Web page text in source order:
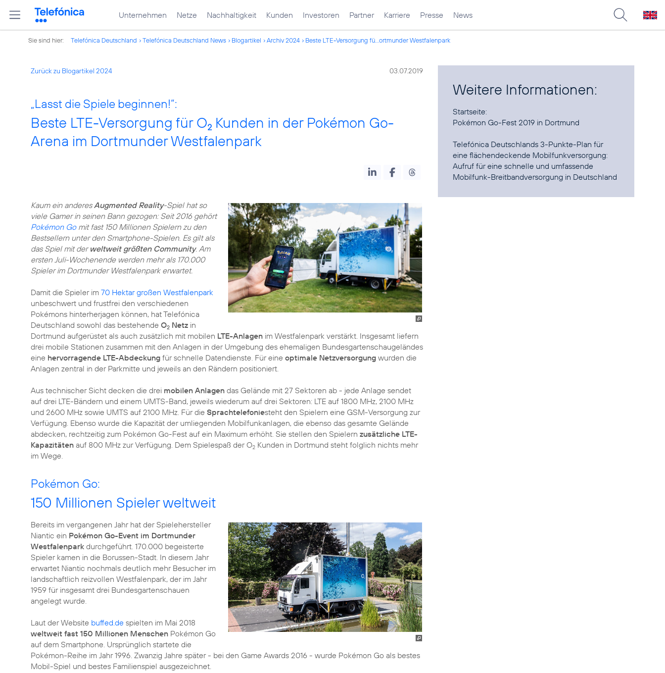
Unternehmen Netze Nachhaltigkeit Kunden Investoren Partner Karriere Presse News
Sie sind hier: Telefónica Deutschland Telefónica Deutschland News Blogartikel Archiv 2024 Beste LTE-Versorgung fü...ortmunder Westfalenpark
Zurück zu Blogartikel 2024 03.07.2019
„Lasst die Spiele beginnen!“:
Beste LTE-Versorgung für O2 Kunden in der Pokémon Go-
Arena im Dortmunder Westfalenpark
Kaum ein anderesAugmented Reality-Spiel hat so
viele Gamer in seinen Bann gezogen: Seit 2016 gehört
Pokémon Gomit fast 150 Millionen Spielern zu den
Bestsellern unter den Smartphone-Spielen. Es gilt als
das Spiel mit der weltweit größten Community. Am
ersten Juli-Wochenende werden mehr als 170.000
Spieler im Dortmunder Westfalenpark erwartet.
Damit die Spieler im 70 Hektar großen Westfalenpark
unbeschwert und frustfrei den verschiedenen
Pokémons hinterherjagen können, hat Telefónica
Deutschland sowohl das bestehende O2 Netz in
Dortmund aufgerüstet als auch zusätzlich mit mobilen LTE-Anlagen im Westfalenpark verstärkt. Insgesamt liefern
drei mobile Stationen zusammen mit den Anlagen in der Umgebung des ehemaligen Bundesgartenschaugeländes
eine hervorragende LTE-Abdeckung für schnelle Datendienste. Für eine optimale Netzversorgung wurden die
Anlagen zentral in der Parkmitte und jeweils an den Rändern positioniert.
Aus technischer Sicht decken die drei mobilen Anlagen das Gelände mit 27 Sektoren ab - jede Anlage sendet
auf drei LTE-Bändern und einem UMTS-Band, jeweils wiederum auf drei Sektoren: LTE auf 1800 MHz, 2100 MHz
und 2600 MHz sowie UMTS auf 2100 MHz. Für die Sprachtelefoniesteht den Spielern eine GSM-Versorgung zur
Verfügung. Ebenso wurde die Kapazität der umliegenden Mobilfunkanlagen, die ebenso das gesamte Gelände
abdecken, rechtzeitig zum Pokémon Go-Fest auf ein Maximum erhöht. Sie stellen den Spielern zusätzliche LTE-
Kapazitäten auf 800 MHz zur Verfügung. Dem Spielespaß der O2 Kunden in Dortmund steht folglich nichts mehr
im Wege.
Pokémon Go:
150 Millionen Spieler weltweit
Bereits im vergangenen Jahr hat der Spielehersteller
Niantic ein Pokémon Go-Event im Dortmunder
Westfalenpark durchgeführt. 170.000 begeisterte
Spieler kamen in die Borussen-Stadt. In diesem Jahr
erwartet Niantic nochmals deutlich mehr Besucher im
landschaftlich reizvollen Westfalenpark, der im Jahr
1959 für insgesamt drei Bundesgartenschauen
angelegt wurde.
Laut der Website buffed.de spielten im Mai 2018
weltweit fast 150 Millionen Menschen Pokémon Go
auf dem Smartphone. Ursprünglich startete die
Pokémon-Reihe im Jahr 1996. Zwanzig Jahre später - bei den Game Awards 2016 - wurde Pokémon Go als bestes
Mobil-Spiel und bestes Familienspiel ausgezeichnet.
Weitere Informationen:
Pokémon Go-Fest 2019 in Dortmund
Telefónica Deutschlands 3-Punkte-Plan für
eine flächendeckende Mobilfunkversorgung:
Aufruf für eine schnelle und umfassende
Mobilfunk-Breitbandversorgung in Deutschland